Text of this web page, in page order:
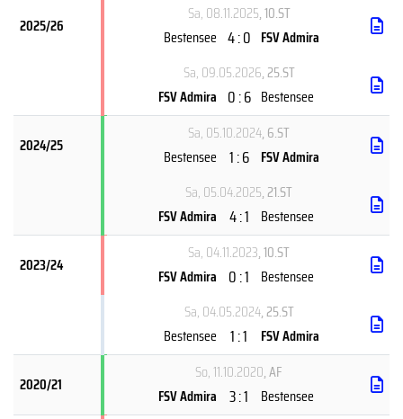
2025/26
Sa, 08.11.2025, 10.ST
Bestensee 4 : 0 FSV Admira
Sa, 09.05.2026, 25.ST
FSV Admira 0 : 6 Bestensee
2024/25
Sa, 05.10.2024, 6.ST
Bestensee 1 : 6 FSV Admira
Sa, 05.04.2025, 21.ST
FSV Admira 4 : 1 Bestensee
2023/24
Sa, 04.11.2023, 10.ST
FSV Admira 0 : 1 Bestensee
Sa, 04.05.2024, 25.ST
Bestensee
1 : 1 FSV Admira
2020/21
So, 11.10.2020, AF
FSV Admira 3 : 1 Bestensee